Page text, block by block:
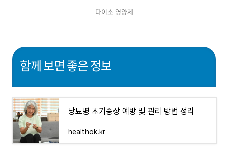
다이소 영양제
함께 보면 좋은 정보
당뇨병 초기증상 예방 및 관리 방법 정리
healthok.kr